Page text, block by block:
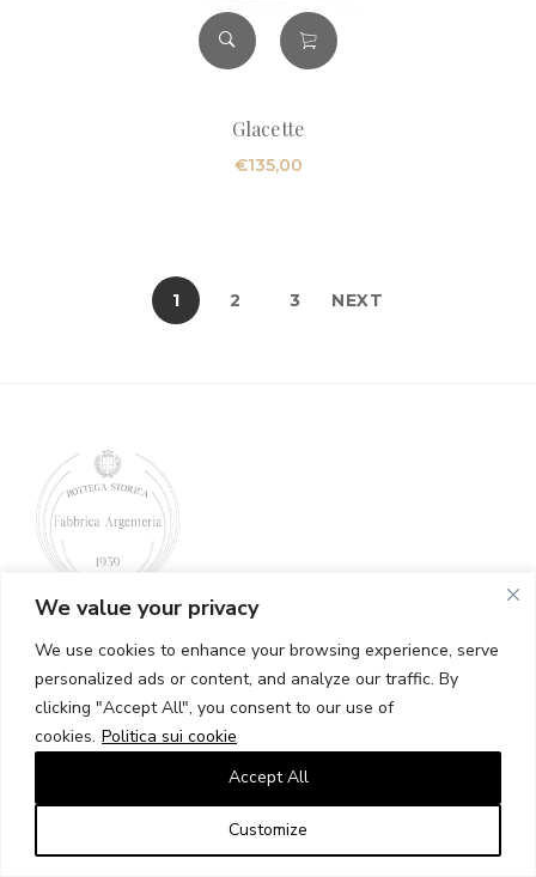
We value your privacy
We use cookies to enhance your browsing experience, serve
personalized ads or content, and analyze our traffic. By
clicking "Accept All", you consent to our use of
cookies. Politica sui cookie
Customize
Accept All
Glacette
€135,00
1 2 3 NEXT
Argenteria Dabbene
largo Claudio Treves 2, 20121 Milano
Tel. +39 02 6554406 +39 02 6598890
dabbene@argenteriadabbene.com